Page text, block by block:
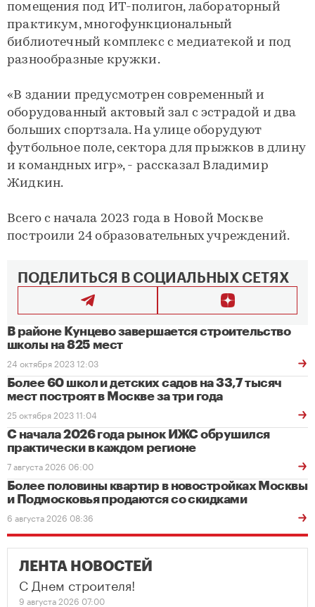
помещения под ИТ-полигон, лабораторный
практикум, многофункциональный
библиотечный комплекс с медиатекой и под
разнообразные кружки.
«В здании предусмотрен современный и
оборудованный актовый зал с эстрадой и два
больших спортзала. На улице оборудуют
футбольное поле, сектора для прыжков в длину
и командных игр», - рассказал Владимир
Жидкин.
Всего с начала 2023 года в Новой Москве
построили 24 образовательных учреждений.
ПОДЕЛИТЬСЯ В СОЦИАЛЬНЫХ СЕТЯХ
В районе Кунцево завершается строительство
школы на 825 мест
24 октября 2023 12:03
Более 60 школ и детских садов на 33,7 тысяч
мест построят в Москве за три года
25 октября 2023 11:04
С начала 2026 года рынок ИЖС обрушился
практически в каждом регионе
7 августа 2026 06:00
Более половины квартир в новостройках Москвы
и Подмосковья продаются со скидками
6 августа 2026 08:36
ЛЕНТА НОВОСТЕЙ
С Днем строителя!
9 августа 2026 07:00